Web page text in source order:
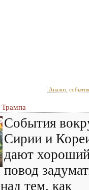
Анализ,
События
Сирии и
дают
повод
тем, как